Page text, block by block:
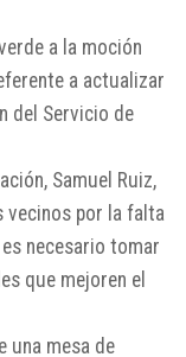
a la moción
a actualizar
del Servicio de
Samuel Ruiz,
vecinos por la falta
necesario tomar
que mejoren el
una mesa de